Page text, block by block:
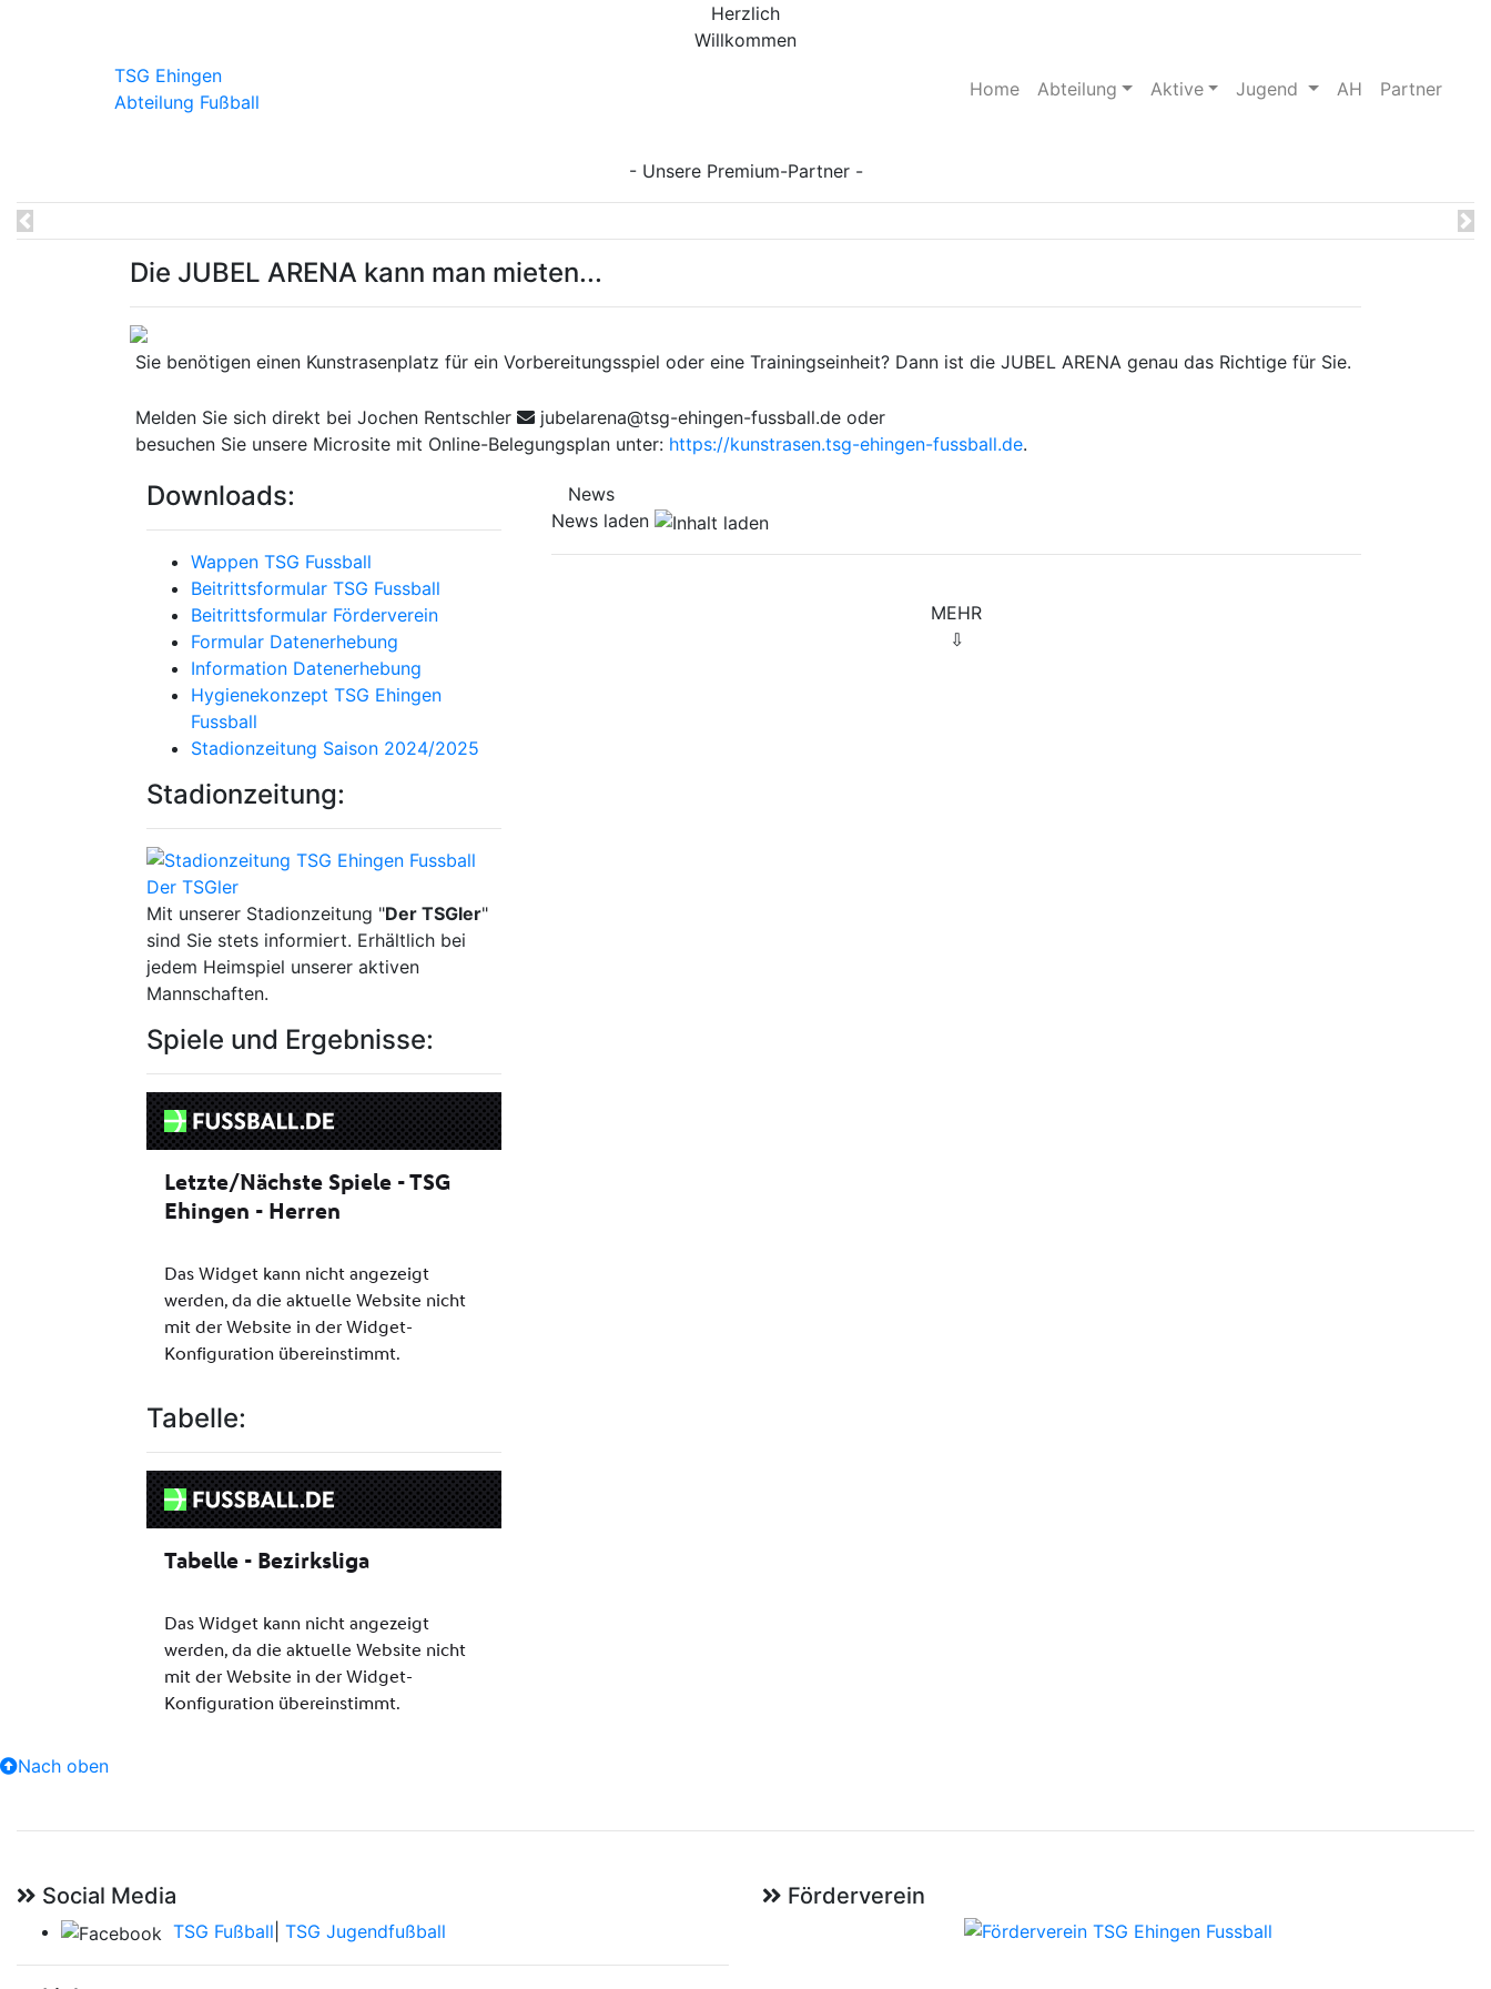
Herzlich
Willkommen
TSG Ehingen
Abteilung Fußball
Home(current)
Abteilung Aktive Jugend AH (current)
Partner
- Unsere Premium-Partner -
Previous
Die JUBEL ARENA kann man mieten...
Sie benötigen einen Kunstrasenplatz für ein Vorbereitungsspiel oder eine Trainingseinheit? Dann ist die JUBEL ARENA genau das Richtige für Sie.
Melden Sie sich direkt bei Jochen Rentschler
jubelarena@tsg-ehingen-fussball.de oder
besuchen Sie unsere Microsite mit Online-Belegungsplan unter: https://kunstrasen.tsg-ehingen-fussball.de.
Downloads:
Wappen TSG Fussball
Beitrittsformular TSG Fussball
Beitrittsformular Förderverein
Formular Datenerhebung
Information Datenerhebung
Hygienekonzept TSG Ehingen
Fussball
Stadionzeitung Saison 2024/2025
Stadionzeitung:
Mit unserer Stadionzeitung "Der TSGler"
sind Sie stets informiert. Erhältlich bei
jedem Heimspiel unserer aktiven
Mannschaften.
Spiele und Ergebnisse:
Tabelle:
News
News laden
MEHR
⇩
Nach oben
Social Media
TSG Fußball TSG Jugendfußball
Förderverein